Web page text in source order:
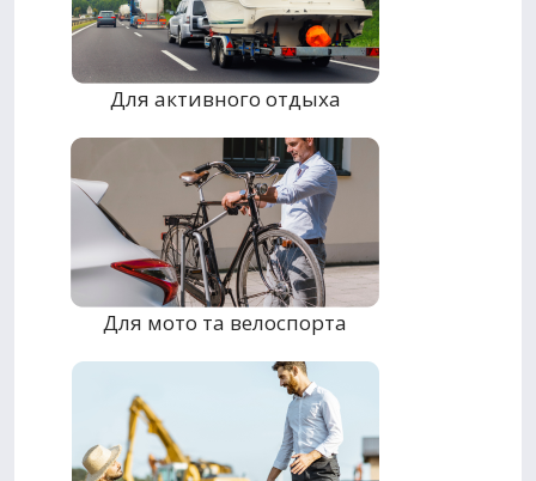
Для активного отдыха
Для мото та велоспорта